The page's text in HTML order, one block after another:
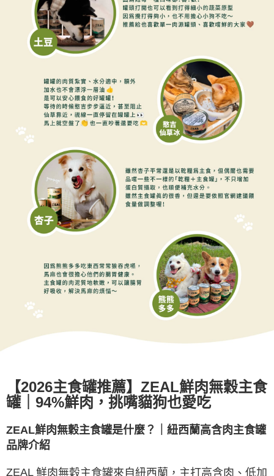
【2026主食罐推薦】 ZEAL鮮肉無穀主食
罐｜ 94%鮮肉，挑嘴貓狗也愛吃
ZEAL鮮肉無穀主食罐是什麼？｜紐西蘭高含肉主食罐
品牌介紹
ZEAL 鮮肉無穀主食罐來自紐西蘭，主打高含肉、低加